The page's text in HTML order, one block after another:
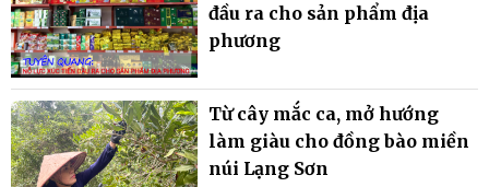
đầu ra cho sản phẩm địa
phương
Từ cây mắc ca, mở hướng
làm giàu cho đồng bào miền
núi Lạng Sơn